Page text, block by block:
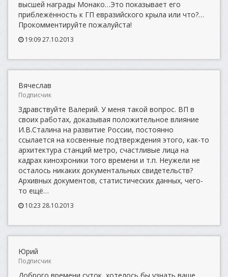
высшей награды Монако…Это показывает его
приблежённость к ГП евразийского крыла или что?…
Прокомментируйте пожалуйста!
19:09 27.10.2013
Вячеслав
Подписчик
Здравствуйте Валерий. У меня такой вопрос. ВП в
своих работах, доказывая положительное влияние
И.В.Сталина на развитие России, постоянно
ссылается на косвенные подтверждения этого, как-то
архитектура станций метро, счастливые лица на
кадрах кинохроники того времени и т.п. Неужели не
осталось никаких документальных свидетельств?
Архивных документов, статистических данных, чего-
то ещё…
10:23 28.10.2013
Юрий
Подписчик